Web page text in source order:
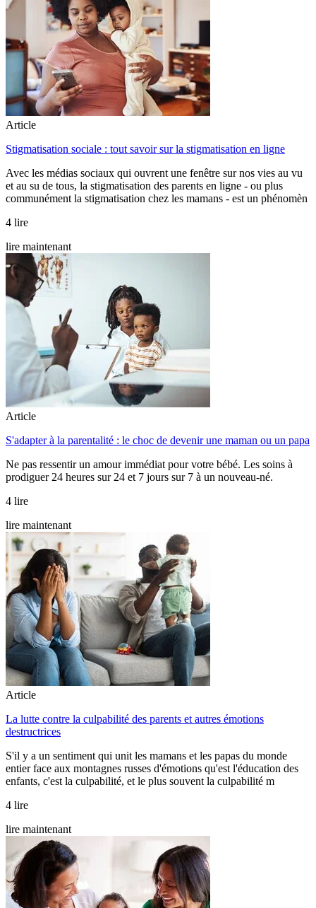
Article
Stigmatisation sociale : tout savoir sur la stigmatisation en ligne
Avec les médias sociaux qui ouvrent une fenêtre sur nos vies au vu
et au su de tous, la stigmatisation des parents en ligne - ou plus
communément la stigmatisation chez les mamans - est un phénomèn
4 lire
lire maintenant
Article
S'adapter à la parentalité : le choc de devenir une maman ou un papa
Ne pas ressentir un amour immédiat pour votre bébé. Les soins à
prodiguer 24 heures sur 24 et 7 jours sur 7 à un nouveau-né.
4 lire
lire maintenant
Article
La lutte contre la culpabilité des parents et autres émotions
destructrices
S'il y a un sentiment qui unit les mamans et les papas du monde
entier face aux montagnes russes d'émotions qu'est l'éducation des
enfants, c'est la culpabilité, et le plus souvent la culpabilité m
4 lire
lire maintenant